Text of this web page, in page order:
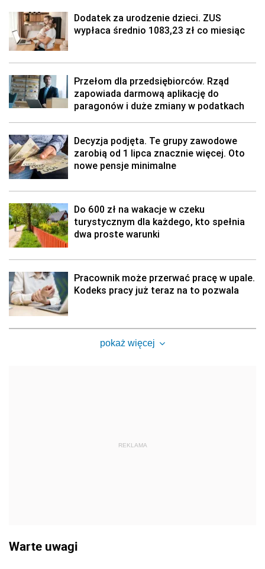
Dodatek za urodzenie dzieci. ZUS
wypłaca średnio 1083,23 zł co miesiąc
Przełom dla przedsiębiorców. Rząd
zapowiada darmową aplikację do
paragonów i duże zmiany w podatkach
Decyzja podjęta. Te grupy zawodowe
zarobią od 1 lipca znacznie więcej. Oto
nowe pensje minimalne
Do 600 zł na wakacje w czeku
turystycznym dla każdego, kto spełnia
dwa proste warunki
Pracownik może przerwać pracę w upale.
Kodeks pracy już teraz na to pozwala
pokaż więcej
REKLAMA
Warte uwagi